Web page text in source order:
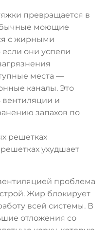
превращается в
моющие
с жирными
они успели
места —
каналы. Это
вентиляции и
запахов по
ухудшает
проблема
Жир блокирует
всей системы. В
отложения со